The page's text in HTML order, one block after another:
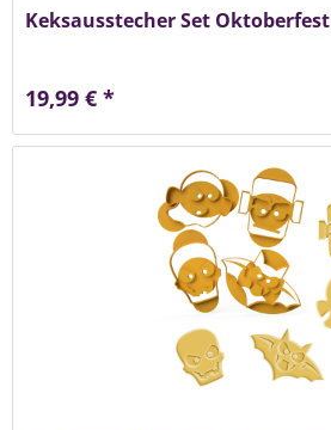
Keksausstecher Set Oktoberfest
19,99 € *